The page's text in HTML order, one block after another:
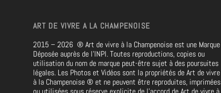
ART DE VIVRE A LA CHAMPENOISE
2015 – 2026®Art de vivre à la Champenoise est une Marque
Déposée auprès de l’INPI. Toutes reproductions, copies ou
utilisation du nom de marque peut-être sujet à des poursuites
légales. Les Photos et Vidéos sont la propriétés de Art de vivre
à la Champenoise® et ne peuvent être reproduites, imprimées